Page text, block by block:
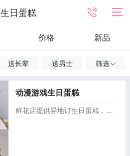
生日蛋糕
价格 新品
送长辈 送男士 筛选
动漫游戏生日蛋糕
鲜花店提供异地订生日蛋糕，同城送蛋糕，可以订做麻将生日蛋糕，儿童蛋糕，祝寿蛋糕，情侣蛋糕，庆典蛋糕，恶搞生日蛋糕，水果蛋糕等1000多个款式供您选择，市区及乡镇1~2小时免费配送上门！